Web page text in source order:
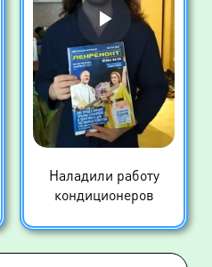
Наладили работу
кондиционеров